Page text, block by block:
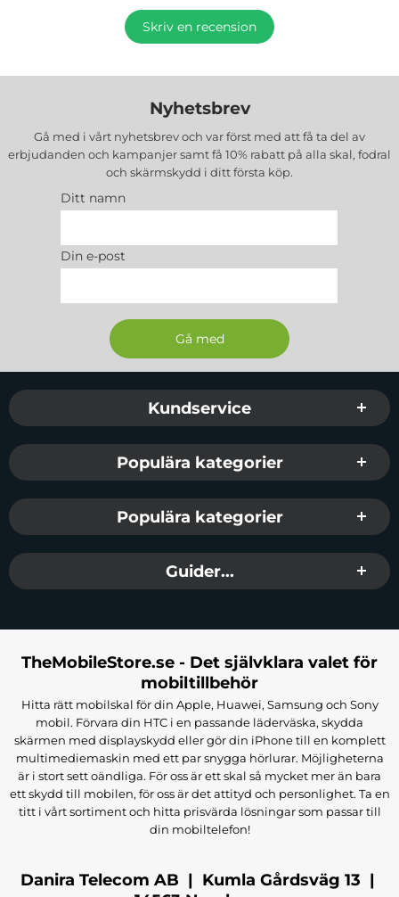
Skriv en recension
Nyhetsbrev
Gå med i vårt nyhetsbrev och var först med att få ta del av
erbjudanden och kampanjer samt få 10% rabatt på alla skal, fodral
och skärmskydd i ditt första köp.
Ditt namn
Din e-post
Sidfot Blandad info och länkar
Kundservice
Populära kategorier
Populära kategorier
Guider...
TheMobileStore.se - Det självklara valet för
mobiltillbehör
Hitta rätt mobilskal för din Apple, Huawei, Samsung och Sony
mobil. Förvara din HTC i en passande läderväska, skydda
skärmen med displayskydd eller gör din iPhone till en komplett
multimediemaskin med ett par snygga hörlurar. Möjligheterna
är i stort sett oändliga. För oss är ett skal så mycket mer än bara
ett skydd till mobilen, för oss är det attityd och personlighet. Ta en
titt i vårt sortiment och hitta prisvärda lösningar som passar till
din mobiltelefon!
Danira Telecom AB | Kumla Gårdsväg 13 |